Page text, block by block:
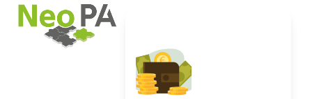
SkipOpen
mobile
menu
Close
mobile
menu